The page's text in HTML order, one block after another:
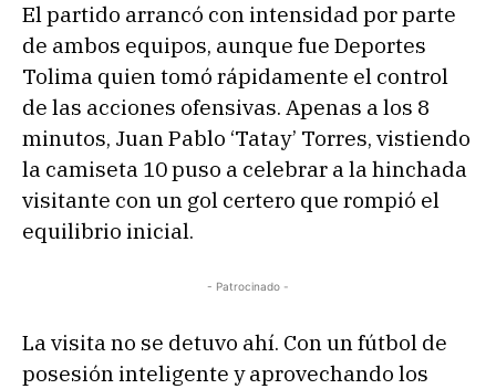
El partido arrancó con intensidad por parte
de ambos equipos, aunque fue Deportes
Tolima quien tomó rápidamente el control
de las acciones ofensivas. Apenas a los 8
minutos, Juan Pablo ‘Tatay’ Torres, vistiendo
la camiseta 10 puso a celebrar a la hinchada
visitante con un gol certero que rompió el
equilibrio inicial.
- Patrocinado -
La visita no se detuvo ahí. Con un fútbol de
posesión inteligente y aprovechando los